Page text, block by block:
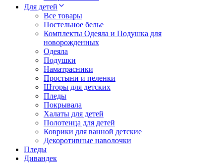
Для детей
Все товары
Постельное белье
Комплекты Одеяла и Подушка для
новорожденных
Одеяла
Подушки
Наматрасники
Простыни и пеленки
Шторы для детских
Пледы
Покрывала
Халаты для детей
Полотенца для детей
Коврики для ванной детские
Декоротивные наволочки
Пледы
Дивандек